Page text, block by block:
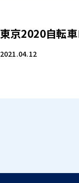
東京2020自転車
2021.04.12